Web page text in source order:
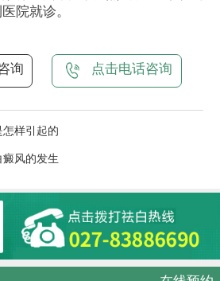
院就诊。
询 点击电话咨询
怎样引起的
风的发生